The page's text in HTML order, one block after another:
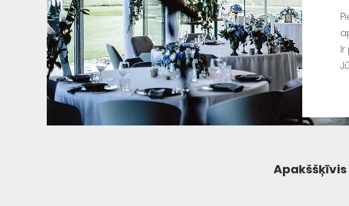
Apakššķīvis